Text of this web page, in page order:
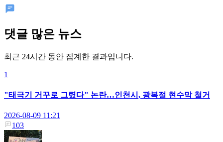
댓글 많은 뉴스
최근 24시간 동안 집계한 결과입니다.
1
"태극기 거꾸로 그렸다" 논란…인천시, 광복절 현수막 철거
2026-08-09 11:21
103